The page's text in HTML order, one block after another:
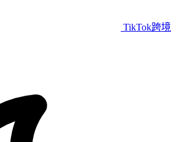
TikTok跨境